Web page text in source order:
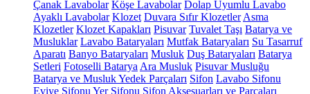
Çanak Lavabolar Köşe Lavabolar Dolap Uyumlu Lavabo
Ayaklı Lavabolar Klozet Duvara Sıfır Klozetler Asma
Klozetler Klozet Kapakları Pisuvar Tuvalet Taşı Batarya ve
Musluklar Lavabo Bataryaları Mutfak Bataryaları Su Tasarruf
Aparatı Banyo Bataryaları Musluk Duş Bataryaları Batarya
Setleri Fotoselli Batarya Ara Musluk Pisuvar Musluğu
Batarya ve Musluk Yedek Parçaları Sifon Lavabo Sifonu
Eviye Sifonu Yer Sifonu Sifon Aksesuarları ve Parçaları